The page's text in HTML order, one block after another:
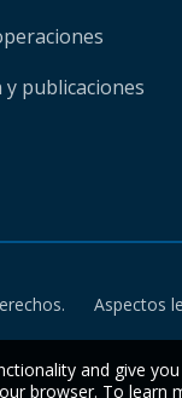
publicaciones
Aspectos
and give
browser. To learn